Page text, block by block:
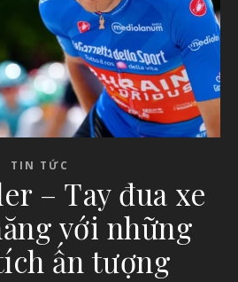
TIN TỨC
– Tay đua xe
với những
ấn tượng